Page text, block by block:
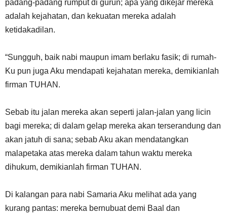
padang-padang rumput di gurun; apa yang dikejar mereka
adalah kejahatan, dan kekuatan mereka adalah
ketidakadilan.
“Sungguh, baik nabi maupun imam berlaku fasik; di rumah-
Ku pun juga Aku mendapati kejahatan mereka, demikianlah
firman TUHAN.
Sebab itu jalan mereka akan seperti jalan-jalan yang licin
bagi mereka; di dalam gelap mereka akan terserandung dan
akan jatuh di sana; sebab Aku akan mendatangkan
malapetaka atas mereka dalam tahun waktu mereka
dihukum, demikianlah firman TUHAN.
Di kalangan para nabi Samaria Aku melihat ada yang
kurang pantas: mereka bernubuat demi Baal dan